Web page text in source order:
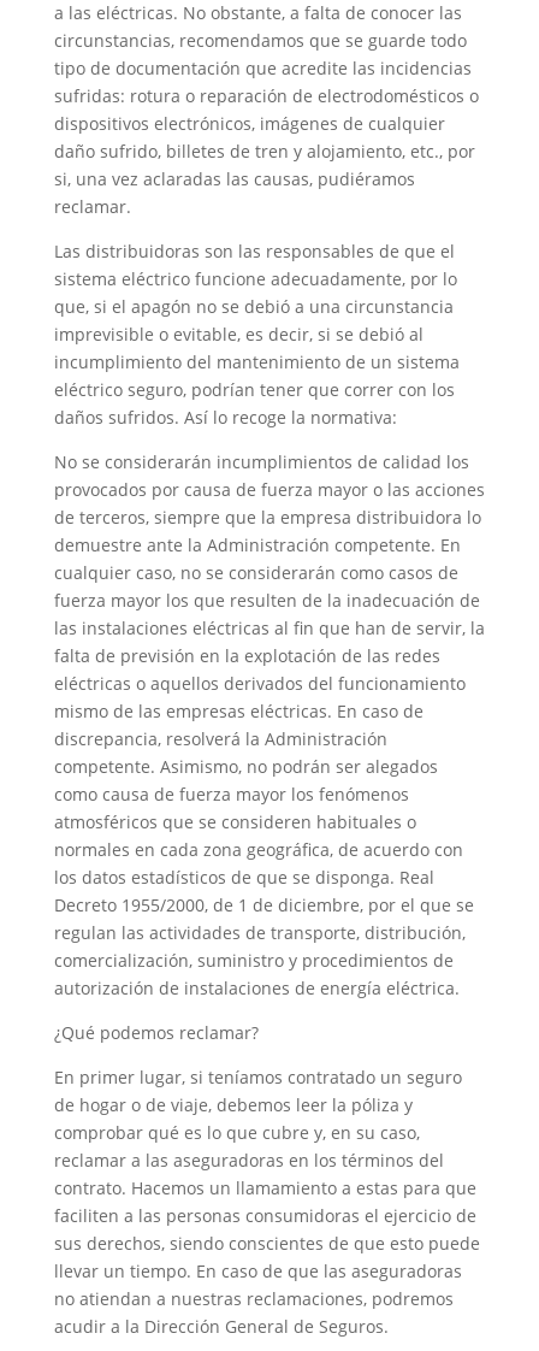
a las eléctricas. No obstante, a falta de conocer las
circunstancias, recomendamos que se guarde todo
tipo de documentación que acredite las incidencias
sufridas: rotura o reparación de electrodomésticos o
dispositivos electrónicos, imágenes de cualquier
daño sufrido, billetes de tren y alojamiento, etc., por
si, una vez aclaradas las causas, pudiéramos
reclamar.
Las distribuidoras son las responsables de que el
sistema eléctrico funcione adecuadamente, por lo
que, si el apagón no se debió a una circunstancia
imprevisible o evitable, es decir, si se debió al
incumplimiento del mantenimiento de un sistema
eléctrico seguro, podrían tener que correr con los
daños sufridos. Así lo recoge la normativa:
No se considerarán incumplimientos de calidad los
provocados por causa de fuerza mayor o las acciones
de terceros, siempre que la empresa distribuidora lo
demuestre ante la Administración competente. En
cualquier caso, no se considerarán como casos de
fuerza mayor los que resulten de la inadecuación de
las instalaciones eléctricas al fin que han de servir, la
falta de previsión en la explotación de las redes
eléctricas o aquellos derivados del funcionamiento
mismo de las empresas eléctricas. En caso de
discrepancia, resolverá la Administración
competente. Asimismo, no podrán ser alegados
como causa de fuerza mayor los fenómenos
atmosféricos que se consideren habituales o
normales en cada zona geográfica, de acuerdo con
los datos estadísticos de que se disponga. Real
Decreto 1955/2000, de 1 de diciembre, por el que se
regulan las actividades de transporte, distribución,
comercialización, suministro y procedimientos de
autorización de instalaciones de energía eléctrica.
¿Qué podemos reclamar?
En primer lugar, si teníamos contratado un seguro
de hogar o de viaje, debemos leer la póliza y
comprobar qué es lo que cubre y, en su caso,
reclamar a las aseguradoras en los términos del
contrato. Hacemos un llamamiento a estas para que
faciliten a las personas consumidoras el ejercicio de
sus derechos, siendo conscientes de que esto puede
llevar un tiempo. En caso de que las aseguradoras
no atiendan a nuestras reclamaciones, podremos
acudir a la Dirección General de Seguros.